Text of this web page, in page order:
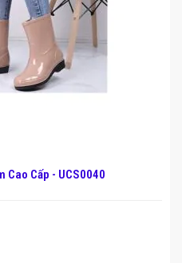
Cao Cấp - UCS0040